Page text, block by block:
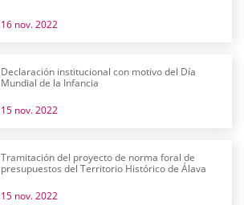
16 nov. 2022
Declaración institucional con motivo del Día
Mundial de la Infancia
15 nov. 2022
Tramitación del proyecto de norma foral de
presupuestos del Territorio Histórico de Álava
15 nov. 2022